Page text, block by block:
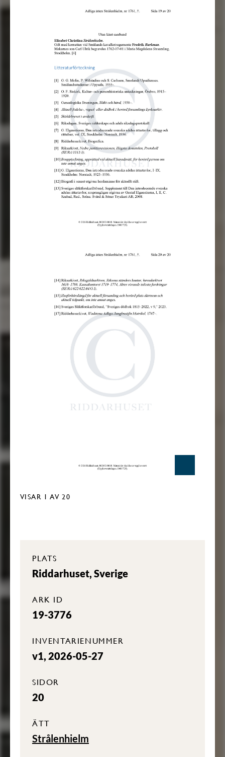
VISAR 1 AV 20
PLATS
Riddarhuset, Sverige
ARK ID
19-3776
INVENTARIENUMMER
v1, 2026-05-27
SIDOR
20
ÄTT
Strålenhielm